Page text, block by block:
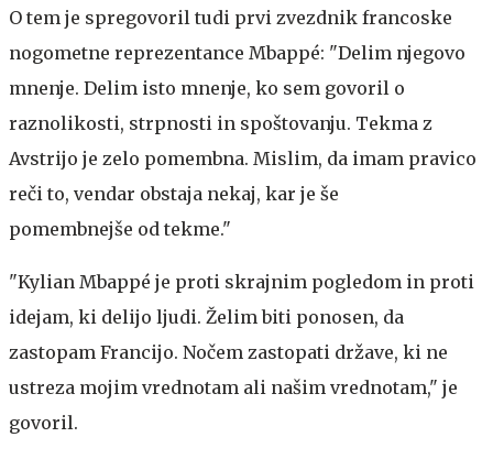
O tem je spregovoril tudi prvi zvezdnik francoske
nogometne reprezentance Mbappé: "Delim njegovo
mnenje. Delim isto mnenje, ko sem govoril o
raznolikosti, strpnosti in spoštovanju. Tekma z
Avstrijo je zelo pomembna. Mislim, da imam pravico
reči to, vendar obstaja nekaj, kar je še
pomembnejše od tekme."
"Kylian Mbappé je proti skrajnim pogledom in proti
idejam, ki delijo ljudi. Želim biti ponosen, da
zastopam Francijo. Nočem zastopati države, ki ne
ustreza mojim vrednotam ali našim vrednotam," je
govoril.